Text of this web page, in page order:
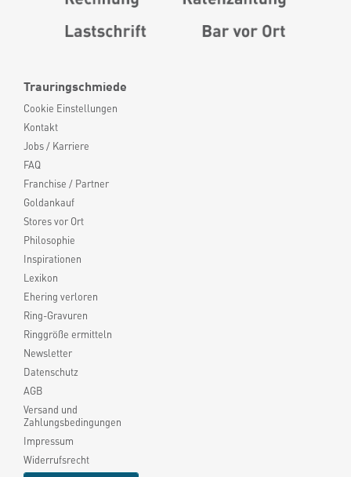
Trauringschmiede
Cookie Einstellungen
Kontakt
Jobs / Karriere
FAQ
Franchise / Partner
Goldankauf
Stores vor Ort
Philosophie
Inspirationen
Lexikon
Ehering verloren
Ring-Gravuren
Ringgröße ermitteln
Newsletter
Datenschutz
AGB
Versand und
Zahlungsbedingungen
Impressum
Widerrufsrecht